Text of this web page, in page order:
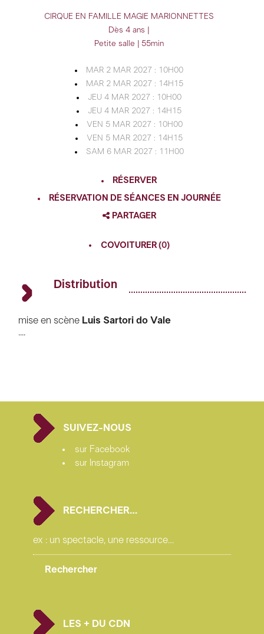
CIRQUE EN FAMILLE MAGIE MARIONNETTES
Dès 4 ans |
Petite salle | 55min
MAR 2 MAR 2027 : 10H00
MAR 2 MAR 2027 : 14H15
JEU 4 MAR 2027 : 10H00
JEU 4 MAR 2027 : 14H15
VEN 5 MAR 2027 : 10H00
VEN 5 MAR 2027 : 14H15
SAM 6 MAR 2027 : 11H00
RÉSERVER
RÉSERVATION DE SÉANCES EN JOURNÉE
PARTAGER
COVOITURER(0)
Distribution
mise en scène Luis Sartori do Vale
Stentzel
création lumièreJere Mönkkönen
Petteri Rajanti
production : WHS ; Portmanteau
soutiens : Arts Promotion Centre Finland ; Finnish
Cultural Foundation ; WHS Teatteri Union ; Cirko ; Stoa
; ITU Lastenteatterin Ideahautomo
pour les saisons 2026- 2027 et 2027- 2028
....
SUIVEZ-NOUS
sur Facebook
sur Instagram
RECHERCHER…
LES + DU CDN